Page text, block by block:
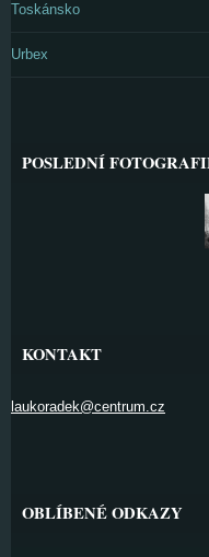
Toskánsko
Urbex
POSLEDNÍ
KONTAKT
laukoradek@centrum.cz
OBLÍBENÉ ODKAZY